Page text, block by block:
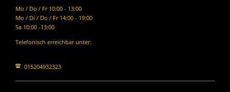
Mo / Do / Fr 10:00 - 13:00
Mo / Di / Do / Fr 14:00 - 19:00
Sa 10:00 -13:00
Telefonisch erreichbar unter:
015204932323